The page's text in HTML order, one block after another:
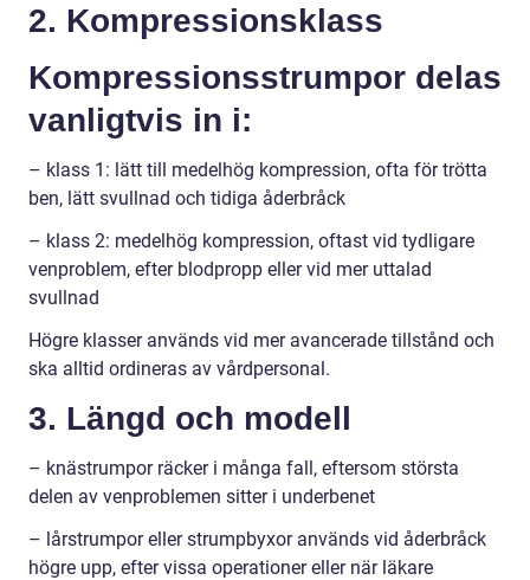
2. Kompressionsklass
Kompressionsstrumpor delas
vanligtvis in i:
– klass 1: lätt till medelhög kompression, ofta för trötta
ben, lätt svullnad och tidiga åderbråck
– klass 2: medelhög kompression, oftast vid tydligare
venproblem, efter blodpropp eller vid mer uttalad
svullnad
Högre klasser används vid mer avancerade tillstånd och
ska alltid ordineras av vårdpersonal.
3. Längd och modell
– knästrumpor räcker i många fall, eftersom största
delen av venproblemen sitter i underbenet
– lårstrumpor eller strumpbyxor används vid åderbråck
högre upp, efter vissa operationer eller när läkare